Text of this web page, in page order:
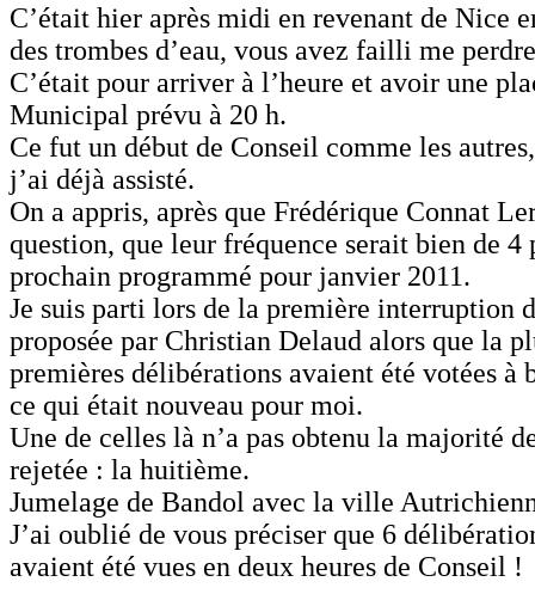
C’était hier après midi en revenant de Nice
des trombes d’eau, vous avez failli me
C’était pour arriver à l’heure et avoir une
Municipal prévu à 20 h.
Ce fut un début de Conseil comme les
j’ai déjà assisté.
On a appris, après que Frédérique Connat
question, que leur fréquence serait bien de 4
prochain programmé pour janvier 2011.
Je suis parti lors de la première interruption
proposée par Christian Delaud alors que la
premières délibérations avaient été votées à
ce qui était nouveau pour moi.
Une de celles là n’a pas obtenu la majorité
rejetée : la huitième.
Jumelage de Bandol avec la ville
J’ai oublié de vous préciser que 6
avaient été vues en deux heures de Conseil !